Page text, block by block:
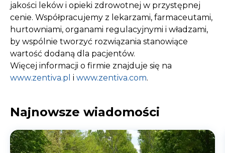
jakości leków i opieki zdrowotnej w przystępnej
cenie. Współpracujemy z lekarzami, farmaceutami,
hurtowniami, organami regulacyjnymi i władzami,
by wspólnie tworzyć rozwiązania stanowiące
wartość dodaną dla pacjentów.
Więcej informacji o firmie znajduje się na
www.zentiva.pl i www.zentiva.com.
Najnowsze wiadomości